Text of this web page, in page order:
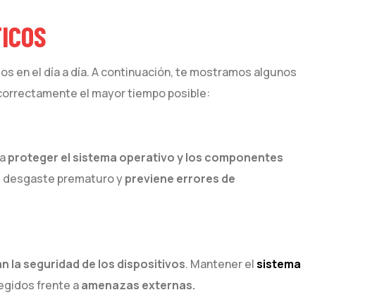
en el día a día. A continuación, te mostramos algunos
el mayor tiempo posible:
proteger el sistema operativo y los componentes
desgaste prematuro ypreviene errores de
la seguridad de los dispositivos. Mantener elsistema
frente aamenazas externas.